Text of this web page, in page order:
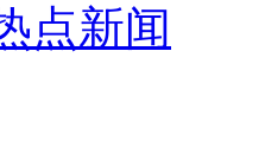
点新闻